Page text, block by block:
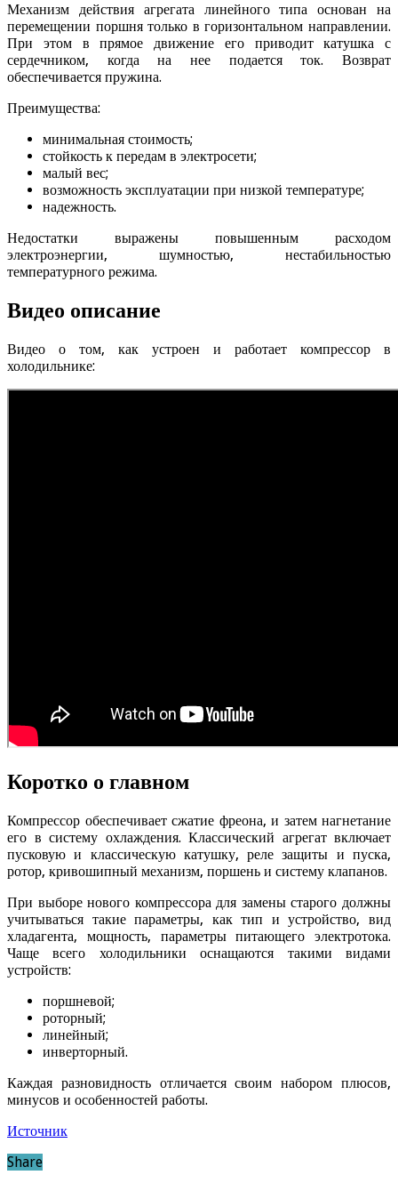
Механизм действия агрегата линейного типа основан на
перемещении поршня только в горизонтальном направлении.
При этом в прямое движение его приводит катушка с
сердечником, когда на нее подается ток. Возврат
обеспечивается пружина.
Преимущества:
минимальная стоимость;
стойкость к передам в электросети;
малый вес;
возможность эксплуатации при низкой температуре;
надежность.
Недостатки выражены повышенным расходом
электроэнергии, шумностью, нестабильностью
температурного режима.
Видео описание
Видео о том, как устроен и работает компрессор в
холодильнике:
Коротко о главном
Компрессор обеспечивает сжатие фреона, и затем нагнетание
его в систему охлаждения. Классический агрегат включает
пусковую и классическую катушку, реле защиты и пуска,
ротор, кривошипный механизм, поршень и систему клапанов.
При выборе нового компрессора для замены старого должны
учитываться такие параметры, как тип и устройство, вид
хладагента, мощность, параметры питающего электротока.
Чаще всего холодильники оснащаются такими видами
устройств:
поршневой;
роторный;
линейный;
инверторный.
Каждая разновидность отличается своим набором плюсов,
минусов и особенностей работы.
Источник
Share